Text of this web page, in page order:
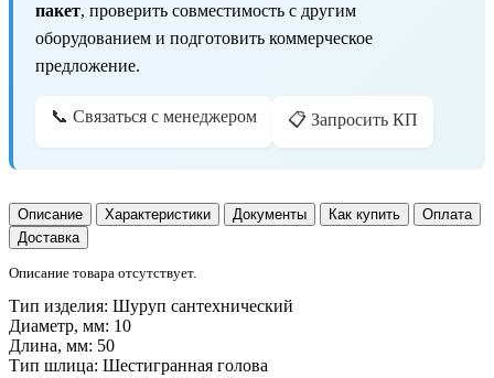
пакет, проверить совместимость с другим
оборудованием и подготовить коммерческое
предложение.
📞 Связаться с менеджером 📋 Запросить КП
Описание Характеристики Документы Как купить
Оплата
Доставка
Описание товара отсутствует.
Тип изделия: Шуруп сантехнический
Диаметр, мм: 10
Длина, мм: 50
Тип шлица: Шестигранная голова